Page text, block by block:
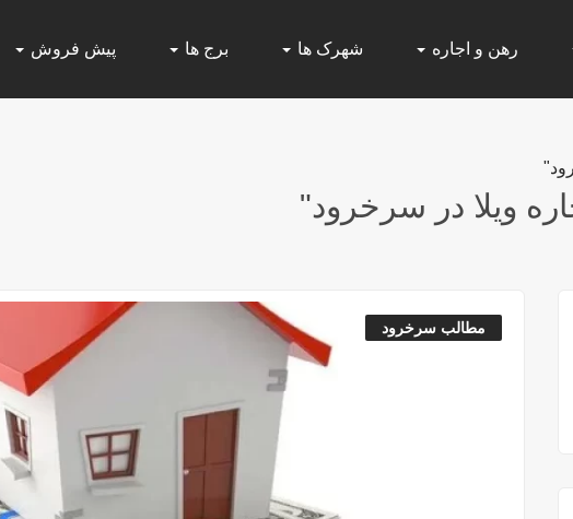
رهن و اجاره شهرک ها برج ها پیش فروش
ویلا در سرخرود"
مطالب سرخرود